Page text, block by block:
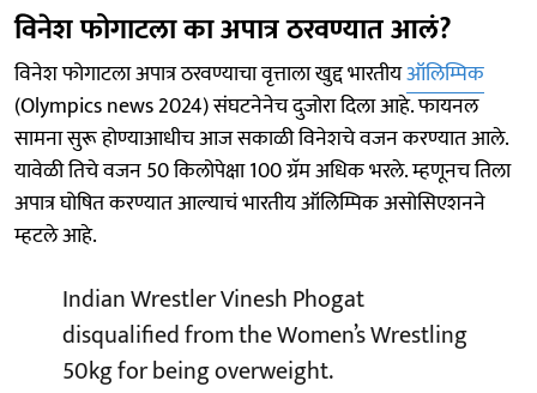
विनेश फोगाटला का अपात्र ठरवण्यात आलं?
विनेश फोगाटला अपात्र ठरवण्याचा वृत्ताला खुद्द भारतीयऑलिम्पिक
(Olympics news 2024) संघटनेनेच दुजोरा दिला आहे. फायनल
सामना सुरू होण्याआधीच आज सकाळी विनेशचे वजन करण्यात आले.
यावेळी तिचे वजन 50 किलोपेक्षा 100 ग्रॅम अधिक भरले. म्हणूनच तिला
अपात्र घोषित करण्यात आल्याचं भारतीय ऑलिम्पिक असोसिएशनने
म्हटले आहे.
Indian Wrestler Vinesh Phogat
disqualified from the Women’s Wrestling
50kg for being overweight.